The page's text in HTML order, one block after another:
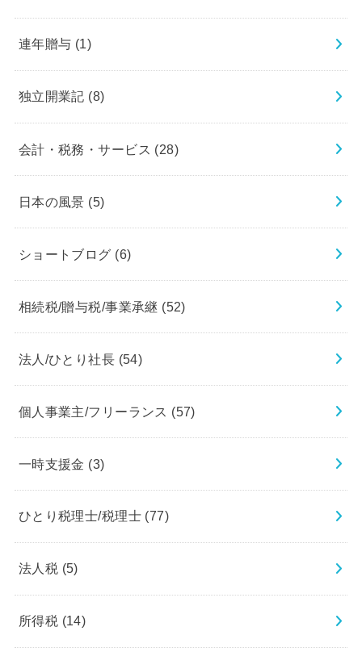
連年贈与 (1)
独立開業記 (8)
会計・税務・サービス (28)
日本の風景 (5)
ショートブログ (6)
相続税/贈与税/事業承継 (52)
法人/ひとり社長 (54)
個人事業主/フリーランス (57)
一時支援金 (3)
ひとり税理士/税理士 (77)
法人税 (5)
所得税 (14)